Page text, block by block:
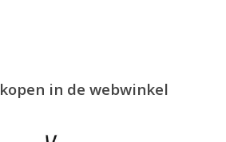
in de webwinkel